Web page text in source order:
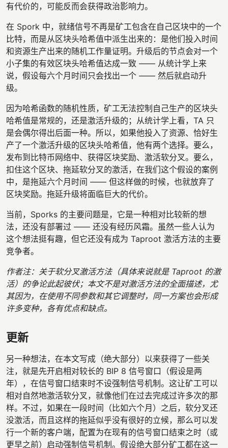
有代价的，可能反而会获得政治影响力。
在 Spork 中，就绪信号不再是矿工包含在自己区块中的一个
比特，而是从区块头哈希值中派生出来的：是他们投入时间
和资源生产出来的随机工作量证明。升级后的节点会对一个
小子集的有效区块头哈希值达成一致 —— 从统计学上来
说，假设每六个月时间只会找出一个 —— 然后就启动升
级。
因为哈希函数的随机性质，矿工无法控制自己生产的区块头
哈希值是常规的，还是激活升级的；从统计学上看，TA 只
是会偶尔得出后面一种。所以，如果他投入了资源、恰好生
产了一个激活升级的区块头哈希值，他有两个选择。要么，
发布到比特币网络中、获得区块奖励、激活软分叉。要么，
扣住这个区块、拖延软分叉的激活，在我们这个假设的案例
中，是拖延六个月时间 —— 但这样做的时候，也就放弃了
区块奖励。拖延升级将面临巨大的代价。
当前，Sporks 的主要问题是，它是一种相对比较新的想
法，还没有部署过 —— 还没有经历风霜。虽然一些人认为
这个想法挺有趣，但它还没有成为 Taproot 激活方法的主要
竞争者。
作者注：关于软分叉激活方法（具体来说就是 Taproot 的激
活）的争论此起彼伏；本文不是对激活方法的全面描述，尤
其因为，在使用不同参数和其它调整时，同一方案也会形成
许多变种，各有优点和缺点。
更新
另一种想法，在本文写成（绝大部分）以来获得了一些关
注，就是先开启相对较长的 BIP 8 信号窗口（假设是两
年），在信号窗口结束时不设强制信号机制。这让矿工可以
相对自然地激活软分叉，就像他们在过去完成过许多次的那
样。不过，如果在一段时间（比如六个月）之后，软分叉还
没激活，而且这样的拖延似乎没有很好的立候，那么可以发
行一个新的客户端，配置为在现有的信号窗口结束之时（或
更早之前）启动强制信号机制。假设绝大部分矿工都在这一